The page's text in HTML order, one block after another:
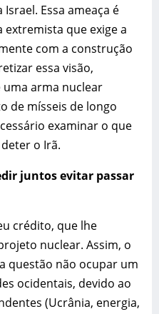
Essa ameaça é
extremista que exige a
com a construção
essa visão,
arma nuclear
de mísseis de longo
examinar o que
o Irã.
juntosevitar passar
crédito, que lhe
nuclear. Assim, o
questão não ocupar um
ocidentais, devido ao
(Ucrânia, energia,